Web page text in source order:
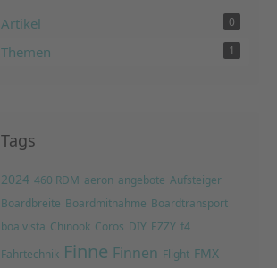
Artikel 0
Themen 1
Tags
2024 460 RDM aeron angebote Aufsteiger
Boardbreite Boardmitnahme Boardtransport
boa vista Chinook Coros DIY EZZY f4
Fahrtechnik Finne Finnen Flight FMX